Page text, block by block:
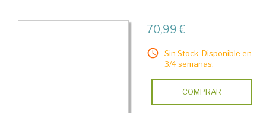
70,99 €
Sin Stock. Disponible en
3/4 semanas.
COMPRAR